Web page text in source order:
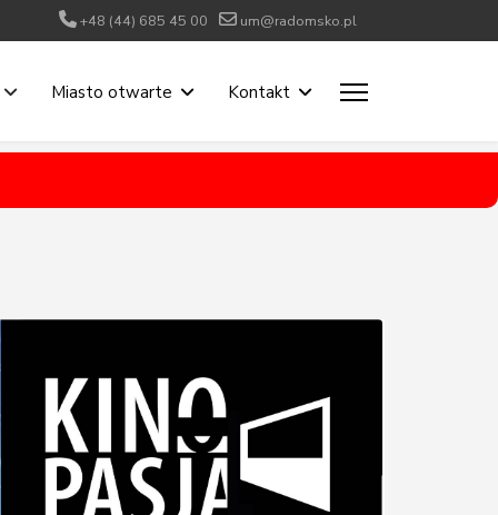
+48 (44) 685 45 00 um@radomsko.pl
Miasto otwarte Kontakt